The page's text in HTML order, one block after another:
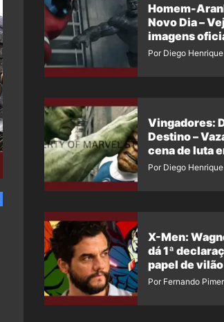
Homem-
Novo Dia –
imagens
descartadas
Por Diego Henrique
Vingadores:
Destino –
cena de luta
e o Coisa
Por Diego Henrique
X-Men:
dá 1ª
papel de
da Marvel
Por Fernando